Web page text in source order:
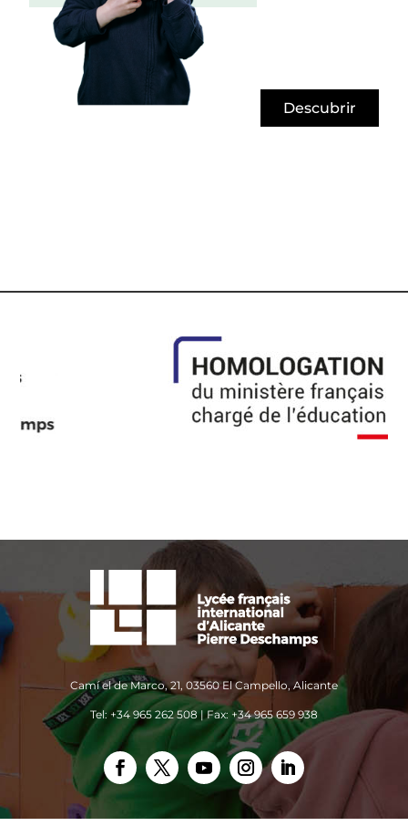
Descubrir
Camí el de Marco, 21, 03560 El Campello, Alicante
Tel: +34 965 262 508 | Fax: +34 965 659 938